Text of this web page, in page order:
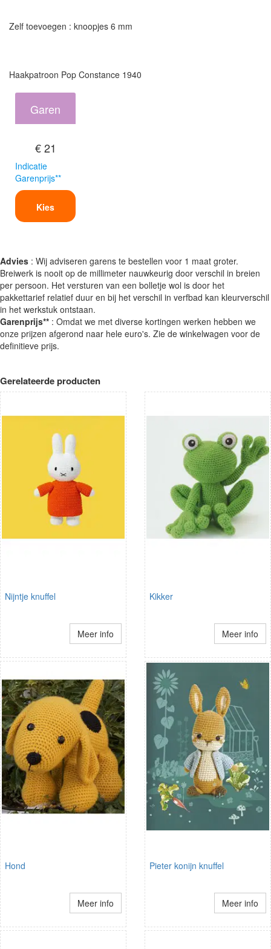
Zelf toevoegen : knoopjes 6 mm
Haakpatroon Pop Constance 1940
Garen
€ 21
Indicatie
Garenprijs**
Kies
Advies : Wij adviseren garens te bestellen voor 1 maat groter.
Breiwerk is nooit op de millimeter nauwkeurig door verschil in breien
per persoon. Het versturen van een bolletje wol is door het
pakkettarief relatief duur en bij het verschil in verfbad kan kleurverschil
in het werkstuk ontstaan.
Garenprijs** : Omdat we met diverse kortingen werken hebben we
onze prijzen afgerond naar hele euro's. Zie de winkelwagen voor de
definitieve prijs.
Gerelateerde producten
Nijntje knuffel
Meer info
Kikker
Meer info
Hond
Meer info
Pieter konijn knuffel
Meer info